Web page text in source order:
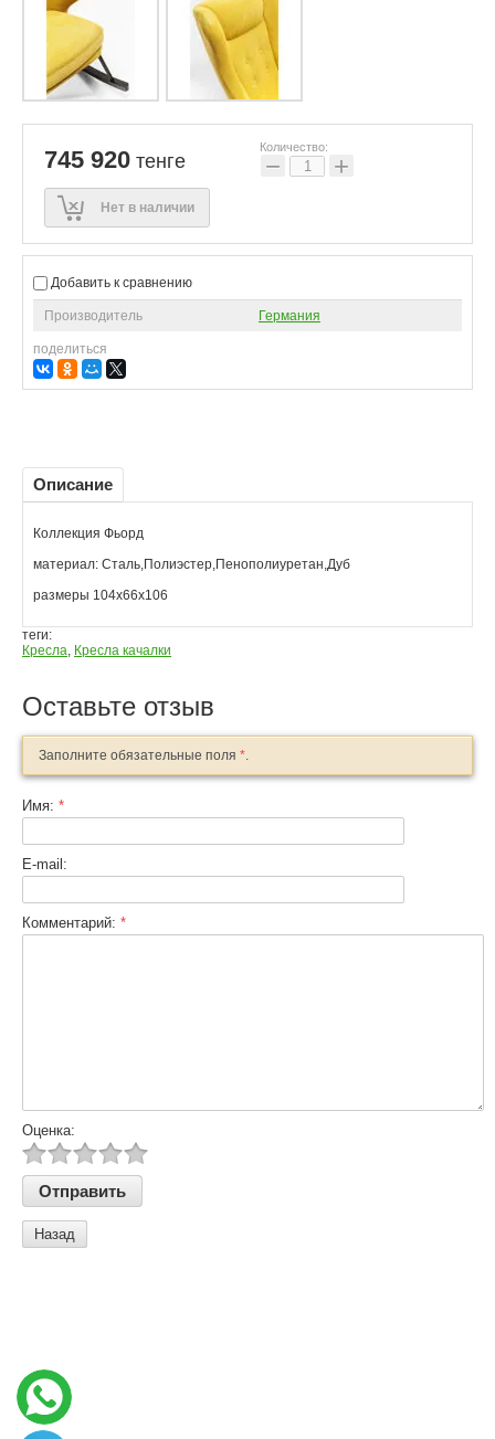
745 920 тенге
Количество:
− +
Нет в наличии
Добавить к сравнению
Производитель Германия
поделиться
Описание
Коллекция Фьорд
материал: Сталь,Полиэстер,Пенополиуретан,Дуб
размеры 104x66x106
теги:
Кресла, Кресла качалки
Оставьте отзыв
Заполните обязательные поля *.
Имя: *
E-mail:
Комментарий: *
Оценка:
Назад